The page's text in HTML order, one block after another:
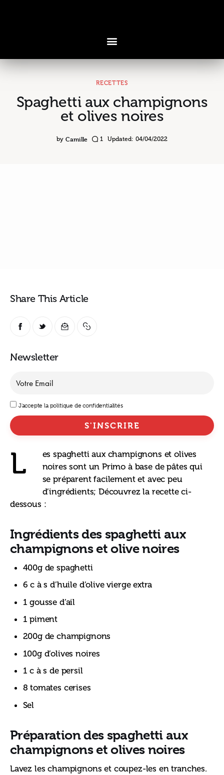
Voyages & Saveurs
RECETTES
Spaghetti aux champignons
et olives noires
by Camille 1 Updated: 04/04/2022
Share This Article
Newsletter
J'accepte la politique de confidentialités
L
es spaghetti aux champignons et olives
noires sont un Primo à base de pâtes qui
se préparent facilement et avec peu
d’ingrédients; Découvrez la recette ci-
dessous :
Ingrédients des spaghetti aux
champignons et olive noires
400g de spaghetti
6 c à s d’huile d’olive vierge extra
1 gousse d’ail
1 piment
200g de champignons
100g d’olives noires
1 c à s de persil
8 tomates cerises
Sel
Préparation des spaghetti aux
champignons et olives noires
Lavez les champignons et coupez-les en tranches.